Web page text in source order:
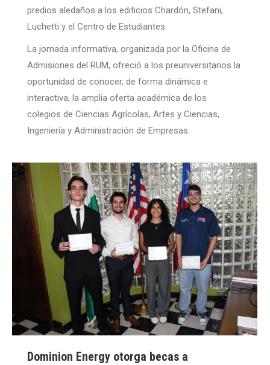
predios aledaños a los edificios Chardón, Stefani,
Luchetti y el Centro de Estudiantes.
La jornada informativa, organizada por la Oficina de
Admisiones del RUM, ofreció a los preuniversitarios la
oportunidad de conocer, de forma dinámica e
interactiva, la amplia oferta académica de los
colegios de Ciencias Agrícolas, Artes y Ciencias,
Ingeniería y Administración de Empresas.
Dominion Energy otorga becas a